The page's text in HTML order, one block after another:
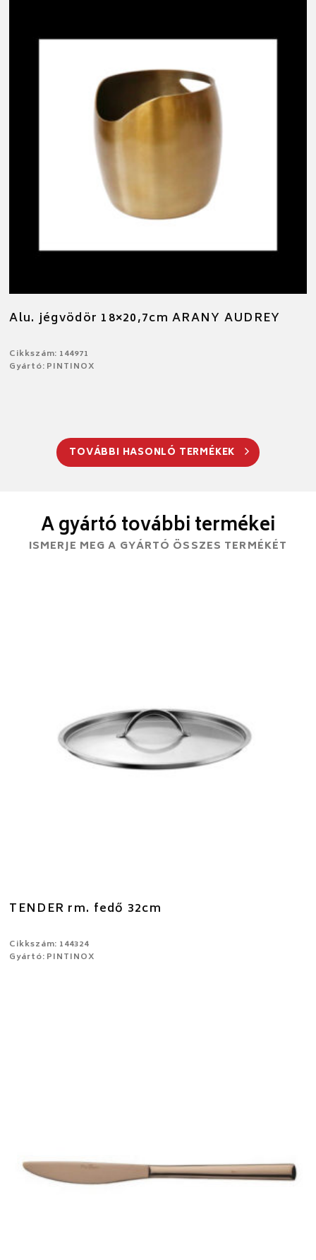
Alu. jégvödör 18×20,7cm ARANY AUDREY
Cikkszám: 144971
Gyártó: PINTINOX
TOVÁBBI HASONLÓ TERMÉKEK
A gyártó további termékei
ISMERJE MEG A GYÁRTÓ ÖSSZES TERMÉKÉT
TENDER rm. fedő 32cm
Cikkszám: 144324
Gyártó: PINTINOX